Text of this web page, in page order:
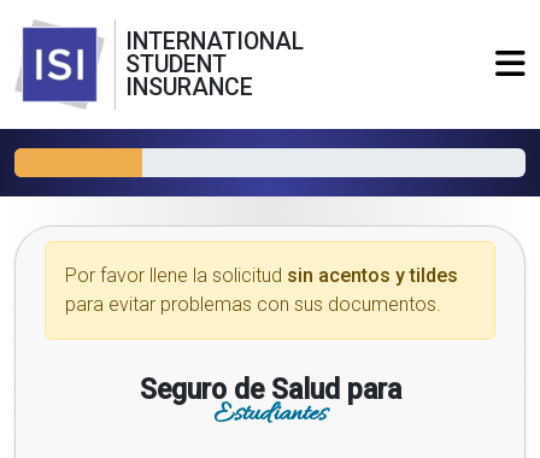
INTERNATIONAL
STUDENT
INSURANCE
Por favor llene la solicitud sin acentos y tildes
para evitar problemas con sus documentos.
Seguro de Salud para
Estudiantes